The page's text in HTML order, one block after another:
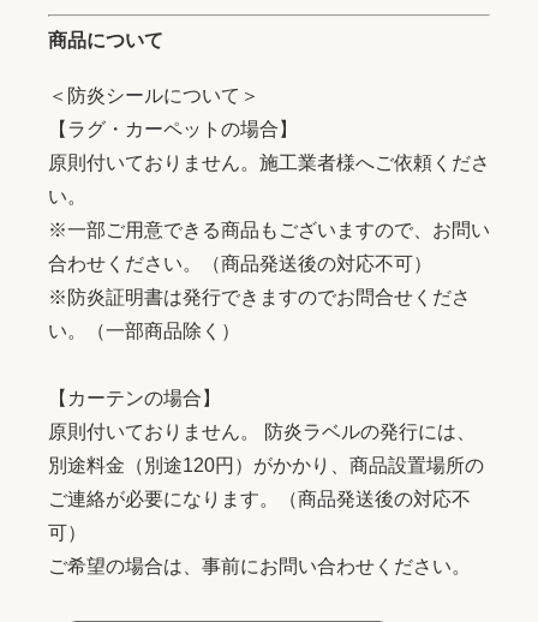
商品について
＜防炎シールについて＞
【ラグ・カーペットの場合】
原則付いておりません。施工業者様へご依頼くださ
い。
※一部ご用意できる商品もございますので、お問い
合わせください。（商品発送後の対応不可）
※防炎証明書は発行できますのでお問合せくださ
い。（一部商品除く）
【カーテンの場合】
原則付いておりません。 防炎ラベルの発行には、
別途料金（別途120円）がかかり、商品設置場所の
ご連絡が必要になります。（商品発送後の対応不
可）
ご希望の場合は、事前にお問い合わせください。